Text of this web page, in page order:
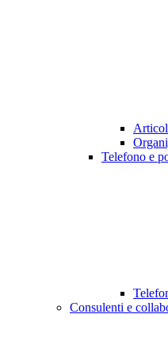
Telefono e
Consulenti e